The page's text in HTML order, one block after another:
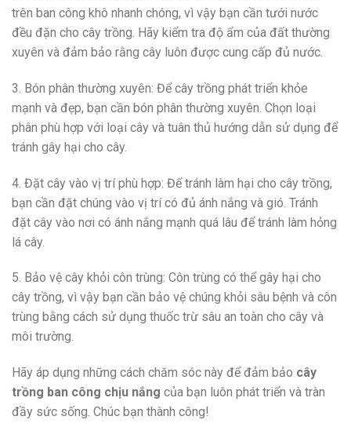
trên ban công khô nhanh chóng, vì vậy bạn cần tưới nước
đều đặn cho cây trồng. Hãy kiểm tra độ ẩm của đất thường
xuyên và đảm bảo rằng cây luôn được cung cấp đủ nước.
3. Bón phân thường xuyên: Để cây trồng phát triển khỏe
mạnh và đẹp, bạn cần bón phân thường xuyên. Chọn loại
phân phù hợp với loại cây và tuân thủ hướng dẫn sử dụng để
tránh gây hại cho cây.
4. Đặt cây vào vị trí phù hợp: Để tránh làm hại cho cây trồng,
bạn cần đặt chúng vào vị trí có đủ ánh nắng và gió. Tránh
đặt cây vào nơi có ánh nắng mạnh quá lâu để tránh làm hỏng
lá cây.
5. Bảo vệ cây khỏi côn trùng: Côn trùng có thể gây hại cho
cây trồng, vì vậy bạn cần bảo vệ chúng khỏi sâu bệnh và côn
trùng bằng cách sử dụng thuốc trừ sâu an toàn cho cây và
môi trường.
Hãy áp dụng những cách chăm sóc này để đảm bảo cây
trồng ban công chịu nắng của bạn luôn phát triển và tràn
đầy sức sống. Chúc bạn thành công!